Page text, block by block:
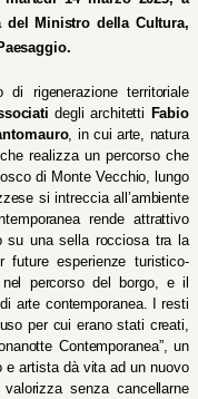
del Ministro della Cultura,
di rigenerazione territoriale
degli architetti Fabio
, in cui arte, natura
realizza un percorso che
di Monte Vecchio, lungo
si intreccia all’ambiente
rende attrattivo
su una sella rocciosa tra la
esperienze turistico-
percorso del borgo, e il
arte contemporanea. I resti
per cui erano stati creati,
Contemporanea”, un
e artista dà vita ad un nuovo
senza cancellarne